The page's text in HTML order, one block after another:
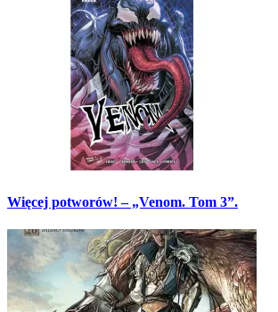
Więcej potworów! – „Venom. Tom 3”.